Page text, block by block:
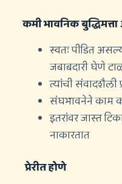
कमी भावनिक
स्वतः पीडित
जबाबदारी घेणे
त्यांची
संघभावनेने काम
इतरांवर जास्त
नाकारतात
प्रेरीत होणे